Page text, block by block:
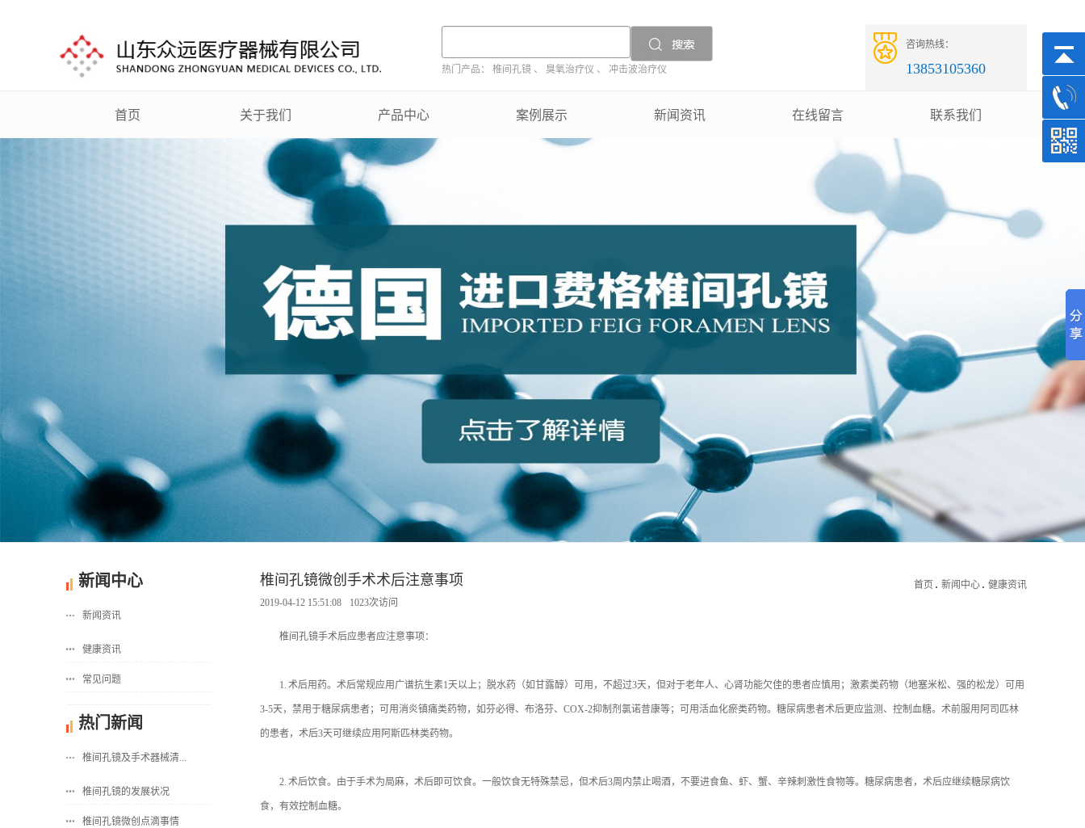
热门产品： 椎间孔镜 、 臭氧治疗仪 、 冲击波治疗仪
咨询热线：
13853105360
首页 关于我们 产品中心 案例展示 新闻资讯 在线留言 联系我们
新闻中心
新闻资讯
健康资讯
常见问题
热门新闻
椎间孔镜及手术器械清...
椎间孔镜的发展状况
椎间孔镜微创点滴事情
椎间孔镜微创手术术后注意事项 首页 新闻中心
健康资讯
2019-04-12 15:51:08
1023次访问
椎间孔镜手术后应患者应注意事项：
1. 术后用药。术后常规应用广谱抗生素1天以上；脱水药（如甘露醇）可用，不超过3天，但对于老年人、心肾功能欠佳的患者应慎用；激素类药物（地塞米松、强的松龙）可用
3-5天，禁用于糖尿病患者；可用消炎镇痛类药物，如芬必得、布洛芬、COX-2抑制剂氯诺昔康等；可用活血化瘀类药物。糖尿病患者术后更应监测、控制血糖。术前服用阿司匹林
的患者，术后3天可继续应用阿斯匹林类药物。
2. 术后饮食。由于手术为局麻，术后即可饮食。一般饮食无特殊禁忌，但术后3周内禁止喝酒，不要进食鱼、虾、蟹、辛辣刺激性食物等。糖尿病患者，术后应继续糖尿病饮
食，有效控制血糖。